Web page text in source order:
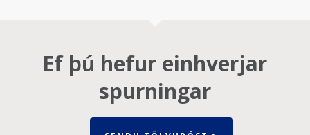
Ef þú hefur einhverjar
spurningar